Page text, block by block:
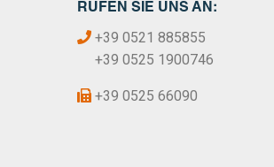
RUFEN SIE UNS AN:
+39 0521 885855
+39 0525 1900746
+39 0525 66090